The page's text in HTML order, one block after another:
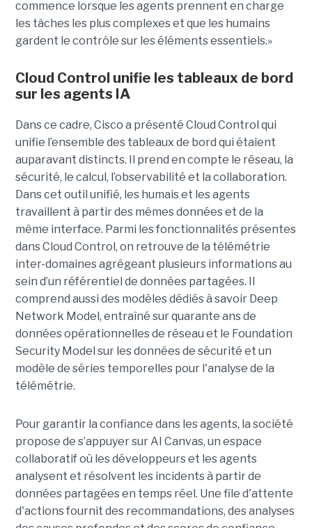
commence lorsque les agents prennent en charge
les tâches les plus complexes et que les humains
gardent le contrôle sur les éléments essentiels.»
Cloud Control unifie les tableaux de bord
sur les agents IA
Dans ce cadre, Cisco a présenté Cloud Control qui
unifie l’ensemble des tableaux de bord qui étaient
auparavant distincts. Il prend en compte le réseau, la
sécurité, le calcul, l’observabilité et la collaboration.
Dans cet outil unifié, les humais et les agents
travaillent à partir des mêmes données et de la
même interface. Parmi les fonctionnalités présentes
dans Cloud Control, on retrouve de la télémétrie
inter-domaines agrégeant plusieurs informations au
sein d’un référentiel de données partagées. Il
comprend aussi des modèles dédiés à savoir Deep
Network Model, entraîné sur quarante ans de
données opérationnelles de réseau et le Foundation
Security Model sur les données de sécurité et un
modèle de séries temporelles pour l'analyse de la
télémétrie.
Pour garantir la confiance dans les agents, la société
propose de s’appuyer sur AI Canvas, un espace
collaboratif où les développeurs et les agents
analysent et résolvent les incidents à partir de
données partagées en temps réel. Une file d'attente
d'actions fournit des recommandations, des analyses